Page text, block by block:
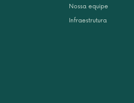
Nossa equipe
Infraestrutura